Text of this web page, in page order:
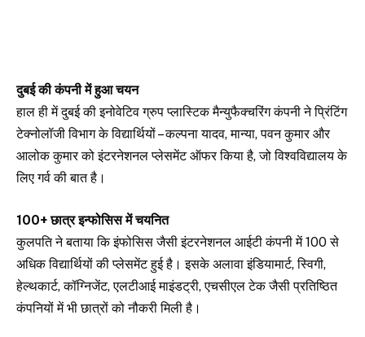
दुबई की कंपनी में हुआ चयन
हाल ही में दुबई की इनोवेटिव ग्रुप प्लास्टिक मैन्युफैक्चरिंग कंपनी ने प्रिंटिंग
टेक्नोलॉजी विभाग के विद्यार्थियों – कल्पना यादव, मान्या, पवन कुमार और
आलोक कुमार को इंटरनेशनल प्लेसमेंट ऑफर किया है, जो विश्वविद्यालय के
लिए गर्व की बात है।
100+ छात्र इन्फोसिस में चयनित
कुलपति ने बताया कि इंफोसिस जैसी इंटरनेशनल आईटी कंपनी में 100 से
अधिक विद्यार्थियों की प्लेसमेंट हुई है। इसके अलावा इंडियामार्ट, स्विगी,
हेल्थकार्ट, कॉग्निजेंट, एलटीआई माइंडट्री, एचसीएल टेक जैसी प्रतिष्ठित
कंपनियों में भी छात्रों को नौकरी मिली है।